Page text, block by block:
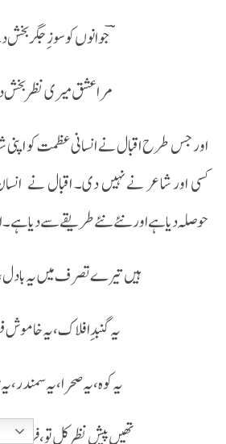
ؔجوانوں کو سوز ِ جگر
مرا عشق میری نظر
اور جس طرح اقبال نے انسانی عظمت کو
کسی اور شاعر نے نہیں دی۔ اقبال نے
حوصلہ دیا ہے اور نئے نئے طریقے سے دیا ہے ۔
ہیں تیرے تصرف میں یہ بادل ،
یہ گنبدِ افلاک ، یہ خاموش
یہ کوہ ، یہ صحرا ، یہ سمندر ،
تھیں پیشِ نظر کل تو، فرشتوں